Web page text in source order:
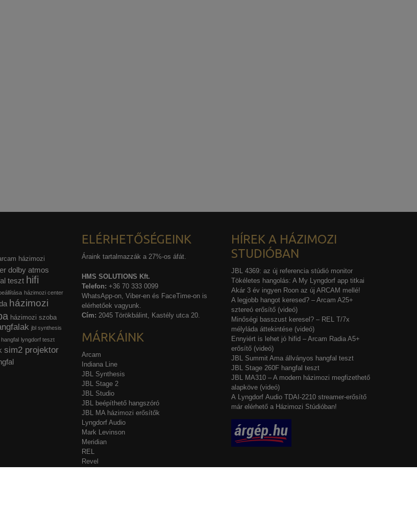
házimozi
dolby atmos
teszt hifi
házimozi center
házimozi
házimozi szoba
jbl synthesis
lyngdorf teszt
sim2 projektor
ELÉRHETŐSÉGEINK
Áraink tartalmazzák a 27%-os áfát.
HMS SOLUTIONS Kft.
Telefon: +36 70 333 0099
WhatsApp-on, Viber-en és FaceTime-on is
elérhetőek vagyunk.
Cím: 2045 Törökbálint, Kastély utca 20.
MÁRKÁINK
Arcam
Indiana Line
JBL Synthesis
JBL Stage 2
JBL Studio
JBL beépíthető hangszóró
JBL MA házimozi erősítők
Lyngdorf Audio
Mark Levinson
Meridian
REL
Revel
HÍREK A HÁZIMOZI
STUDIÓBAN
JBL 4369: az új referencia stúdió monitor
Tökéletes hangolás: A My Lyngdorf app titkai
Akár 3 év ingyen Roon az új ARCAM mellé!
A legjobb hangot keresed? – Arcam A25+
sztereó erősítő (videó)
Minőségi basszust keresel? – REL T/7x
mélyláda áttekintése (videó)
Ennyiért is lehet jó hifid – Arcam Radia A5+
erősítő (videó)
JBL Summit Ama állványos hangfal teszt
JBL Stage 260F hangfal teszt
JBL MA310 – A modern házimozi megfizethető
alapköve (videó)
A Lyngdorf Audio TDAI-2210 streamer-erősítő
már elérhető a Házimozi Stúdióban!